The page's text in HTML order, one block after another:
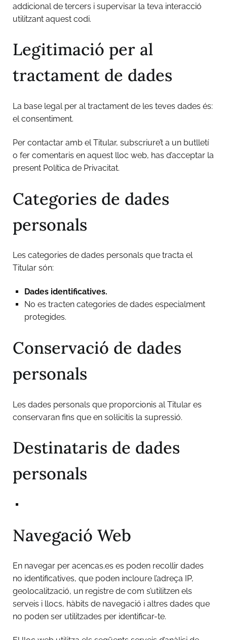
addicional de tercers i supervisar la teva interacció
utilitzant aquest codi.
Legitimació per al
tractament de dades
La base legal per al tractament de les teves dades és:
el consentiment.
Per contactar amb el Titular, subscriure’t a un butlletí
o fer comentaris en aquest lloc web, has d’acceptar la
present Política de Privacitat.
Categories de dades
personals
Les categories de dades personals que tracta el
Titular són:
Dades identificatives.
No es tracten categories de dades especialment
protegides.
Conservació de dades
personals
Les dades personals que proporcionis al Titular es
conservaran fins que en sol·licitis la supressió.
Destinataris de dades
personals
Navegació Web
En navegar per acencas.es es poden recollir dades
no identificatives, que poden incloure l’adreça IP,
geolocalització, un registre de com s’utilitzen els
serveis i llocs, hàbits de navegació i altres dades que
no poden ser utilitzades per identificar-te.